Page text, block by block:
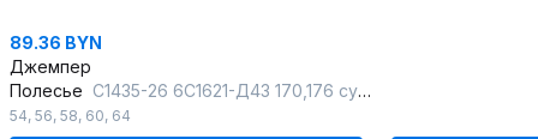
89.36 BYN
Джемпер
Полесье С1435-26 6С1621-Д43 170,176 суровый+античный_белый
54, 56, 58, 60, 64